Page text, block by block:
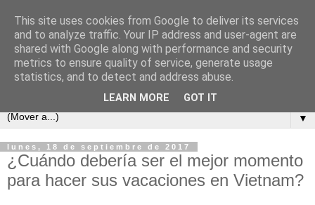
▼
lunes, 18 de septiembre de 2017
¿Cuándo debería ser el mejor momento
para hacer sus vacaciones en Vietnam?
This site uses cookies from Google to deliver its services
and to analyze traffic. Your IP address and user-agent are
shared with Google along with performance and security
metrics to ensure quality of service, generate usage
statistics, and to detect and address abuse.
LEARN MORE GOT IT